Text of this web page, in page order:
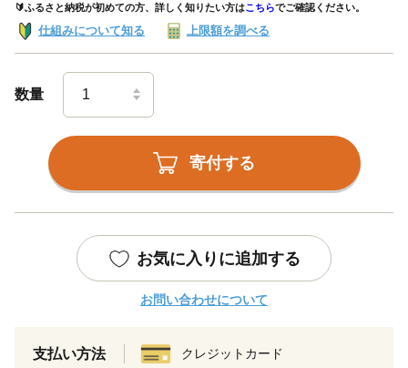
🔰ふるさと納税が初めての方、詳しく知りたい方はこちらでご確認ください。
仕組みについて知る 上限額を調べる
数量
寄付する
お気に入りに追加する
お問い合わせについて
支払い方法 クレジットカード